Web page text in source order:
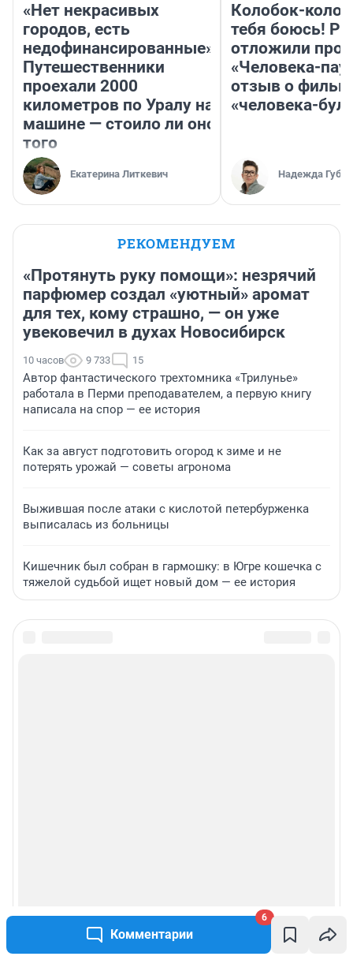
Комментарии
6
«Нет некрасивых
городов, есть
недофинансированные».
Путешественники
проехали 2000
километров по Уралу на
машине — стоило ли оно
того
Екатерина Литкевич
Колобок-
тебя боюсь!
отложили
«Человека-
отзыв о
«человека-
Надежда
РЕКОМЕНДУЕМ
«Протянуть руку помощи»: незрячий
парфюмер создал «уютный» аромат
для тех, кому страшно, — он уже
увековечил в духах Новосибирск
10 часов 9 733 15
Автор фантастического трехтомника «Трилунье»
работала в Перми преподавателем, а первую книгу
написала на спор — ее история
Как за август подготовить огород к зиме и не
потерять урожай — советы агронома
Выжившая после атаки с кислотой петербурженка
выписалась из больницы
Кишечник был собран в гармошку: в Югре кошечка с
тяжелой судьбой ищет новый дом — ее история